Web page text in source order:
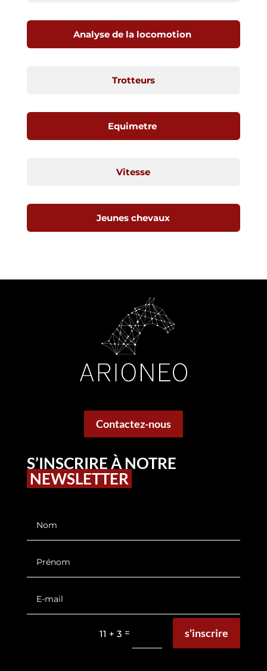
Analyse de la locomotion
Trotteurs
Equimetre
Vitesse
Jeunes chevaux
Contactez-nous
S’INSCRIRE À NOTRE
NEWSLETTER
11 + 3 = s'inscrire